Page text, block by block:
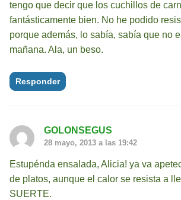
tengo que decir que los cuchillos de
fantásticamente bien. No he podido
porque además, lo sabía, sabía que no
mañana. Ala, un beso.
Responder
GOLONSEGUS
28 mayo, 2013 a las 19:42
Estupénda ensalada, Alicia! ya va
de platos, aunque el calor se resista a
SUERTE.